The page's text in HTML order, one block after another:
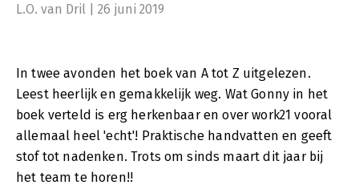
L.O. van Dril | 26 juni 2019
In twee avonden het boek van A tot Z uitgelezen.
Leest heerlijk en gemakkelijk weg. Wat Gonny in het
boek verteld is erg herkenbaar en over work21 vooral
allemaal heel 'echt'! Praktische handvatten en geeft
stof tot nadenken. Trots om sinds maart dit jaar bij
het team te horen!!